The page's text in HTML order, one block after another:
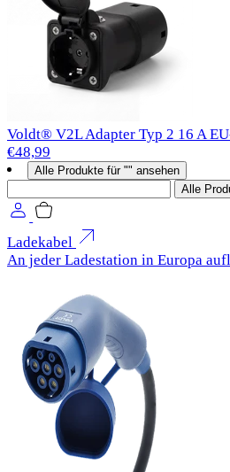
Voldt® V2L Adapter Typ 2 16 A
€48,99
Alle Produkte für "" ansehen
Alle
Ladekabel
An jeder Ladestation in Europa